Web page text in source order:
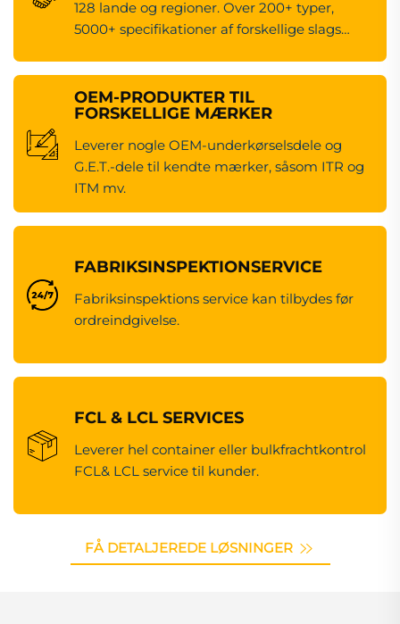
128 lande og regioner. Over 200+ typer,
5000+ specifikationer af forskellige slags
OEM-PRODUKTER TIL
FORSKELLIGE MÆRKER
Leverer nogle OEM-underkørselsdele og
G.E.T.-dele til kendte mærker, såsom ITR og
ITM mv.
FABRIKSINSPEKTIONSERVICE
Fabriksinspektions service kan tilbydes før
ordreindgivelse.
FCL & LCL SERVICES
Leverer hel container eller bulkfrachtkontrol
FCL& LCL service til kunder.
FÅ DETALJEREDE LØSNINGER